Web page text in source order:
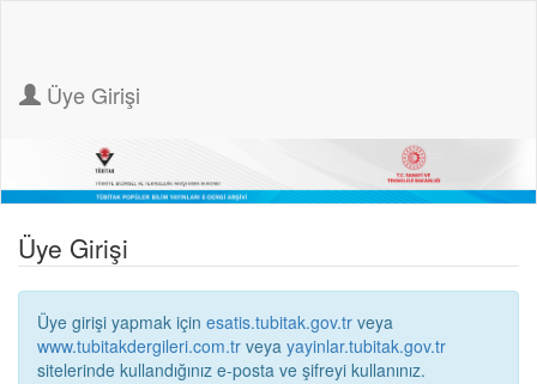
Üye Girişi
Üye Girişi
Üye girişi yapmak için esatis.tubitak.gov.tr veya
www.tubitakdergileri.com.tr veya yayinlar.tubitak.gov.tr
sitelerinde kullandığınız e-posta ve şifreyi kullanınız.